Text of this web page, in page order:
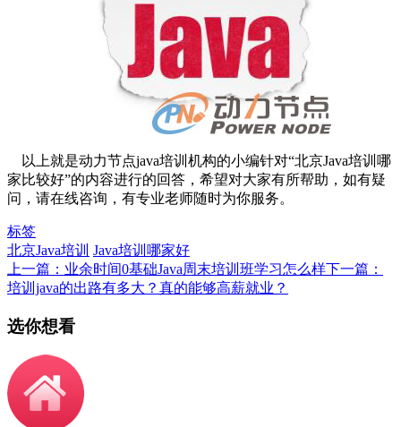
以上就是动力节点java培训机构的小编针对“北京Java培训哪
家比较好”的内容进行的回答，希望对大家有所帮助，如有疑
问，请在线咨询，有专业老师随时为你服务。
标签
北京Java培训 Java培训哪家好
上一篇：业余时间0基础Java周末培训班学习怎么样下一篇：
培训java的出路有多大？真的能够高薪就业？
选你想看